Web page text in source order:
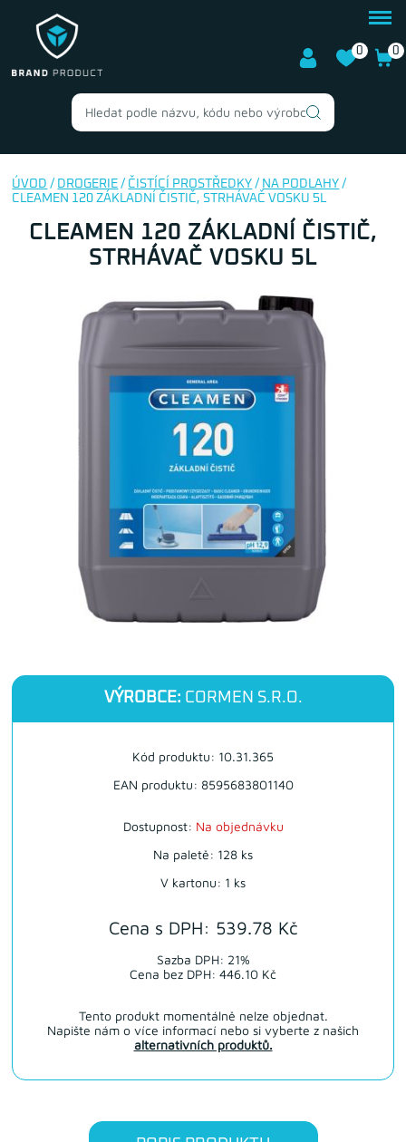
0 0
ÚVOD / DROGERIE / ČISTÍCÍ PROSTŘEDKY / NA PODLAHY /
CLEAMEN 120 ZÁKLADNÍ ČISTIČ, STRHÁVAČ VOSKU 5L
CLEAMEN 120 ZÁKLADNÍ ČISTIČ,
STRHÁVAČ VOSKU 5L
VÝROBCE: CORMEN S.R.O.
Cena s DPH: 539.78 Kč
Sazba DPH: 21%
Cena bez DPH: 446.10 Kč
Kód produktu: 10.31.365
EAN produktu: 8595683801140
Dostupnost: Na objednávku
Na paletě: 128 ks
V kartonu: 1 ks
Tento produkt momentálně nelze objednat.
Napište nám o více informací nebo si vyberte z našich
alternativních produktů.